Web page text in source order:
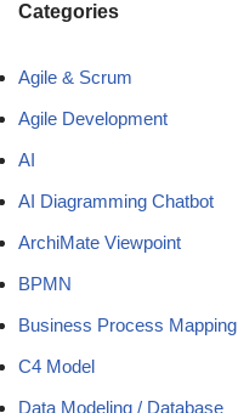
Categories
Agile & Scrum
Agile Development
AI
AI Diagramming Chatbot
ArchiMate Viewpoint
BPMN
Business Process Mapping
C4 Model
Data Modeling / Database